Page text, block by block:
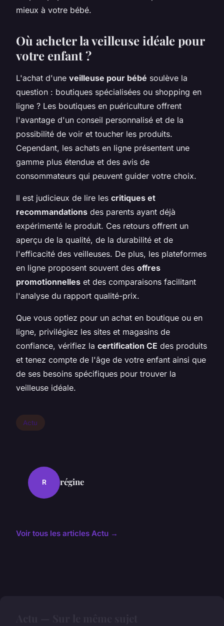
mieux à votre bébé.
Où acheter la veilleuse idéale pour
votre enfant ?
L'achat d'une veilleuse pour bébé soulève la
question : boutiques spécialisées ou shopping en
ligne ? Les boutiques en puériculture offrent
l'avantage d'un conseil personnalisé et de la
possibilité de voir et toucher les produits.
Cependant, les achats en ligne présentent une
gamme plus étendue et des avis de
consommateurs qui peuvent guider votre choix.
Il est judicieux de lire les critiques et
recommandations des parents ayant déjà
expérimenté le produit. Ces retours offrent un
aperçu de la qualité, de la durabilité et de
l'efficacité des veilleuses. De plus, les plateformes
en ligne proposent souvent des offres
promotionnelles et des comparaisons facilitant
l'analyse du rapport qualité-prix.
Que vous optiez pour un achat en boutique ou en
ligne, privilégiez les sites et magasins de
confiance, vérifiez la certification CE des produits
et tenez compte de l'âge de votre enfant ainsi que
de ses besoins spécifiques pour trouver la
veilleuse idéale.
Actu
R régine
Voir tous les articles Actu →